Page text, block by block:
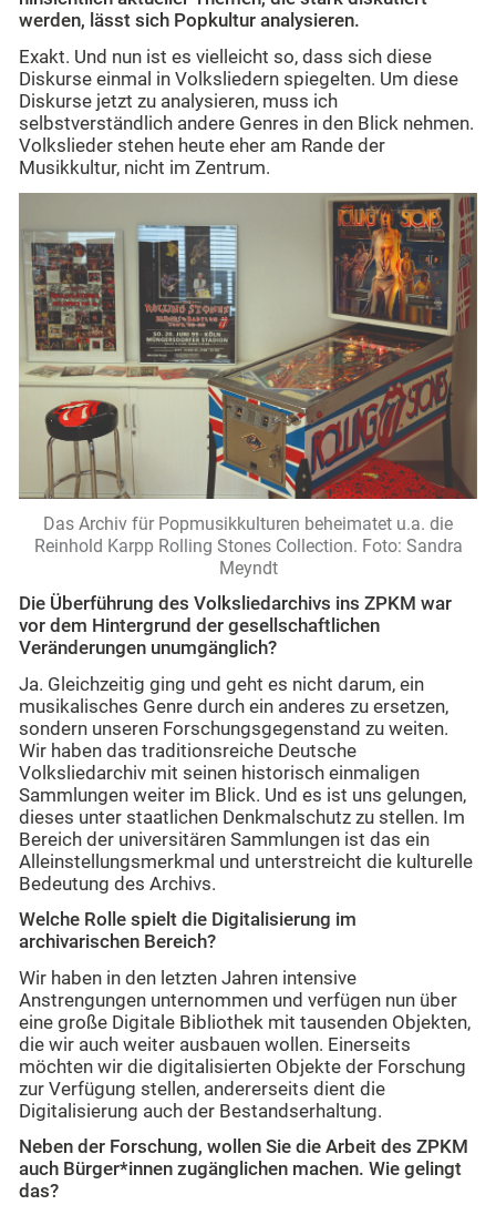
werden, lässt sich Popkultur analysieren.
Exakt. Und nun ist es vielleicht so, dass sich diese
Diskurse einmal in Volksliedern spiegelten. Um diese
Diskurse jetzt zu analysieren, muss ich
selbstverständlich andere Genres in den Blick nehmen.
Volkslieder stehen heute eher am Rande der
Musikkultur, nicht im Zentrum.
Das Archiv für Popmusikkulturen beheimatet u.a. die
Reinhold Karpp Rolling Stones Collection. Foto: Sandra
Meyndt
Die Überführung des Volksliedarchivs ins ZPKM war
vor dem Hintergrund der gesellschaftlichen
Veränderungen unumgänglich?
Ja. Gleichzeitig ging und geht es nicht darum, ein
musikalisches Genre durch ein anderes zu ersetzen,
sondern unseren Forschungsgegenstand zu weiten.
Wir haben das traditionsreiche Deutsche
Volksliedarchiv mit seinen historisch einmaligen
Sammlungen weiter im Blick. Und es ist uns gelungen,
dieses unter staatlichen Denkmalschutz zu stellen. Im
Bereich der universitären Sammlungen ist das ein
Alleinstellungsmerkmal und unterstreicht die kulturelle
Bedeutung des Archivs.
Welche Rolle spielt die Digitalisierung im
archivarischen Bereich?
Wir haben in den letzten Jahren intensive
Anstrengungen unternommen und verfügen nun über
eine große Digitale Bibliothek mit tausenden Objekten,
die wir auch weiter ausbauen wollen. Einerseits
möchten wir die digitalisierten Objekte der Forschung
zur Verfügung stellen, andererseits dient die
Digitalisierung auch der Bestandserhaltung.
Neben der Forschung, wollen Sie die Arbeit des ZPKM
auch Bürger*innen zugänglichen machen. Wie gelingt
das?